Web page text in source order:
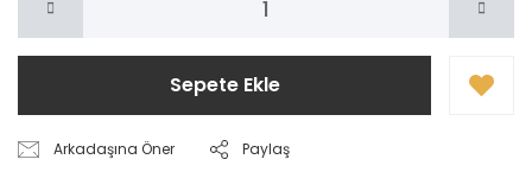
Sepete Ekle
Arkadaşına Öner Paylaş